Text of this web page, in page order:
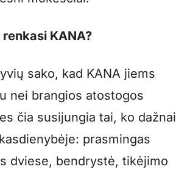
KANA?
sako, kad KANA jiems
nei brangios atostogos
čia susijungia tai, ko dažnai
prasmingas
dviese, bendrystė, tikėjimo